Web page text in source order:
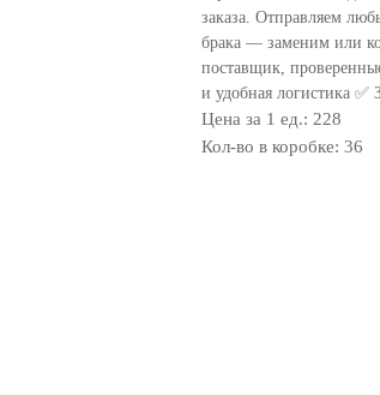
заказа. Отправляем
брака — заменим или
поставщик,
и удобная логистика ✅
Цена за 1 ед.: 228
Кол-во в коробке: 36